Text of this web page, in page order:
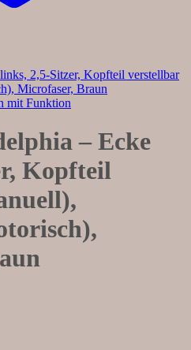
mit Funktion
– Ecke
Kopfteil